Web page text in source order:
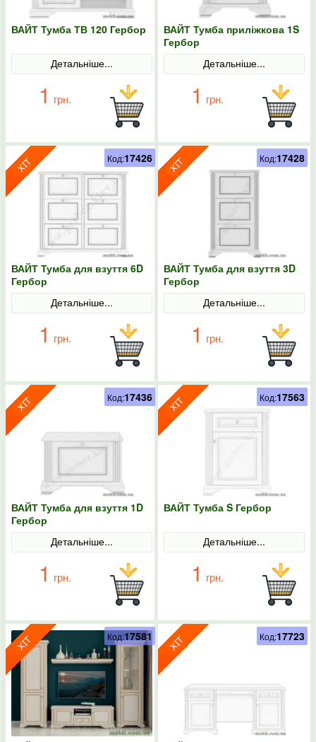
ВАЙТ Тумба ТВ 120 Гербор
Детальніше...
1 грн.
ВАЙТ Тумба приліжкова 1S
Гербор
Детальніше...
1 грн.
ВАЙТ Тумба для взуття 6D
Гербор
Детальніше...
1 грн.
Код:17426
ВАЙТ Тумба для взуття 3D
Гербор
Детальніше...
1 грн.
Код:17428
ВАЙТ Тумба для взуття 1D
Гербор
Детальніше...
1 грн.
Код:17436
ВАЙТ Тумба S Гербор
Детальніше...
1 грн.
Код:17563
Код:17581 Код:17723